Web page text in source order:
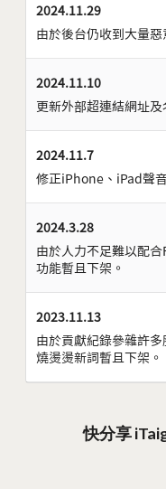
2024.11.29
由於後台仍收到大量
2024.11.10
更新外部超連結網址及
2024.11.7
修正iPhone、iPad聲
2024.3.28
由於人力不足難以配
功能暫且下架。
2023.11.13
由於貢獻紀錄參雜許
燒燙燙新詞暫且下架。
快分享